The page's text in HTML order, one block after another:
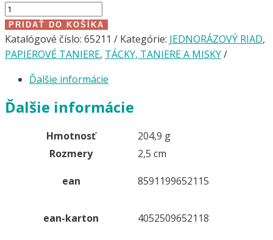
množstvo
Papierové
taniere
plytké
cm
[15
PRIDAŤ DO KOŠÍKA
Katalógové číslo: 65211 Kategórie: JEDNORÁZOVÝ RIAD,
PAPIEROVÉ TANIERE, TÁCKY, TANIERE A MISKY
Ďalšie informácie
Ďalšie informácie
Hmotnosť
204,9 g
Rozmery
2,5 cm
ean 8591199652115
ean-karton 4052509652118